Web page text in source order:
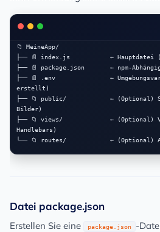
📁 MeineApp/
├── 📄 index.js           ← Hauptdatei
├── 📄 package.json       ← npm-
├── 📄 .env               ←
erstellt)
├── 📁 public/            ← (Optional)
Bilder)
├── 📁 views/             ← (Optional)
Handlebars)
Datei package.json
Erstellen Sie eine package.json
-